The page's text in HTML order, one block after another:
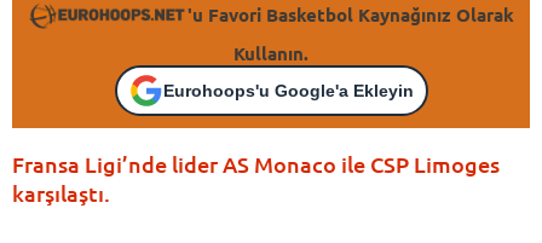
'u Favori Basketbol Kaynağınız Olarak
Kullanın.
Eurohoops'u Google'a Ekleyin
Fransa Ligi’nde lider AS Monaco ile CSP Limoges
karşılaştı.